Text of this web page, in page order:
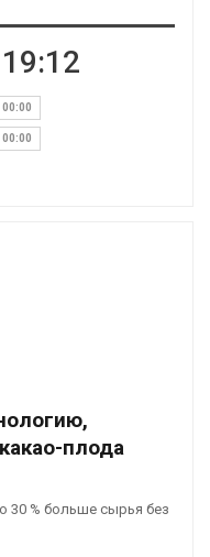
плода
30 % больше сырья без